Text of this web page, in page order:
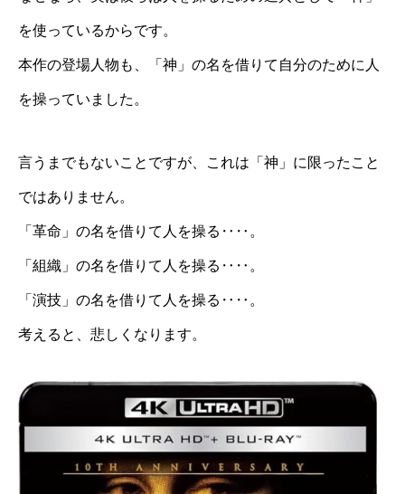
を使っているからです。
本作の登場人物も、「神」の名を借りて自分のために人
を操っていました。
言うまでもないことですが、これは「神」に限ったこと
ではありません。
「革命」の名を借りて人を操る‥‥。
「組織」の名を借りて人を操る‥‥。
「演技」の名を借りて人を操る‥‥。
考えると、悲しくなります。